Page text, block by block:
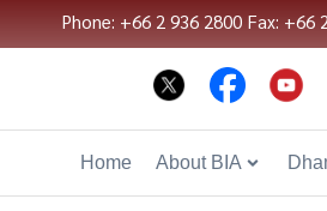
Phone: +66 2 936 2800 Fax: +66
Home About BIA